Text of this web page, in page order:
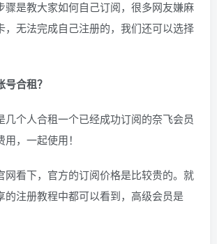
骤是教大家如何自己订阅，很多网友嫌麻
，无法完成自己注册的，我们还可以选择
合租？
几个人合租一个已经成功订阅的奈飞会员
，一起使用！
网看下，官方的订阅价格是比较贵的。就
的注册教程中都可以看到，高级会员是